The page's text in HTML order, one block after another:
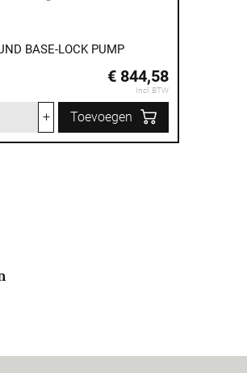
BASE-LOCK PUMP
€ 844,58
Incl. BTW
+ Toevoegen